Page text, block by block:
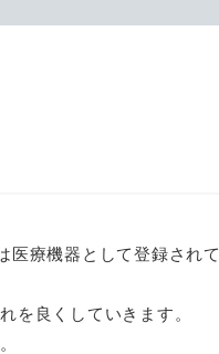
医療機器として登録されて
を良くしていきます。